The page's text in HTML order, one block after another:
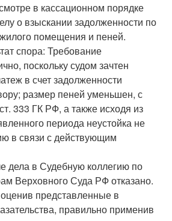
в кассационном порядке
о взыскании задолженности по
помещения и пеней.
спора: Требование
поскольку судом зачтен
в счет задолженности
размер пеней уменьшен, с
333 ГК РФ, а также исходя из
периода неустойка не
в связи с действующим
дела в Судебную коллегию по
Верховного Суда РФ отказано.
представленные в
правильно применив